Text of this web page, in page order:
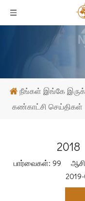
நீங்கள் இங்கே
கண்காட்சி செய்திகள்
2018
பார்வைகள்: 99